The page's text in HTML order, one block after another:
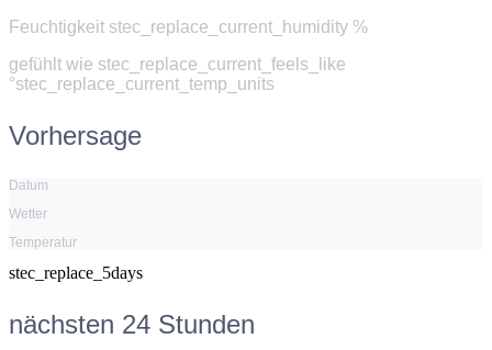
Feuchtigkeit stec_replace_current_humidity %
gefühlt wie stec_replace_current_feels_like
°stec_replace_current_temp_units
Vorhersage
Datum
Wetter
Temperatur
stec_replace_5days
nächsten 24 Stunden